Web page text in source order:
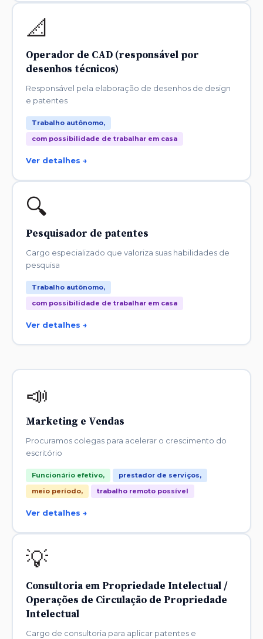
📐
Operador de CAD (responsável por
desenhos técnicos)
Responsável pela elaboração de desenhos de design
e patentes
Trabalho autônomo,
com possibilidade de trabalhar em casa
Ver detalhes →
🔍
Pesquisador de patentes
Cargo especializado que valoriza suas habilidades de
pesquisa
Trabalho autônomo,
com possibilidade de trabalhar em casa
Ver detalhes →
📣
Marketing e Vendas
Procuramos colegas para acelerar o crescimento do
escritório
Funcionário efetivo,
prestador de serviços,
meio período,
trabalho remoto possível
Ver detalhes →
💡
Consultoria em Propriedade Intelectual /
Operações de Circulação de Propriedade
Intelectual
Cargo de consultoria para aplicar patentes e